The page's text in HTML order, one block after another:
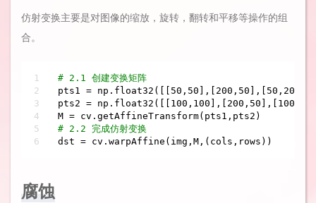
仿射变换主要是对图像的缩放，旋转，翻转和平移等操作的组
合。
# 2.1 创建变换矩阵
pts1 = np.float32([[ 50 , 50 ],[ 200 , 50 ],[ 50 , 200
pts2 = np.float32([[ 100 , 100 ],[ 200 , 50 ],[ 100
# 2.2 完成仿射变换
dst = cv.warpAffine(img,M,(cols,rows))
腐蚀